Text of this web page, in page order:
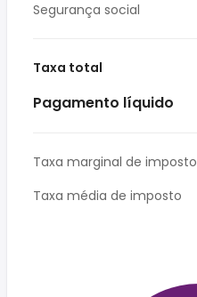
Segurança social
Taxa total
Pagamento líquido
Taxa marginal de imposto
Taxa média de imposto